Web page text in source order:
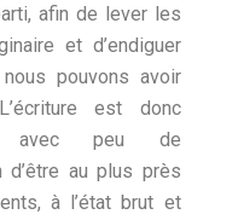
afin de lever les
et d’endiguer
pouvons avoir
est donc
avec peu de
d’être au plus près
à l’état brut et